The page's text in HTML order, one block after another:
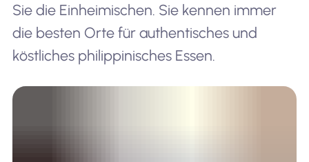
Sie die Einheimischen. Sie kennen immer
die besten Orte für authentisches und
köstliches philippinisches Essen.